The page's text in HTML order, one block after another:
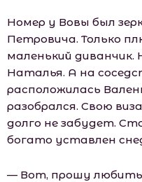
Номер у Вовы был
Петровича. Только
маленький диванчик.
Наталья. А на
расположилась
разобрался. Свою
долго не забудет.
богато уставлен
— Вот, прошу